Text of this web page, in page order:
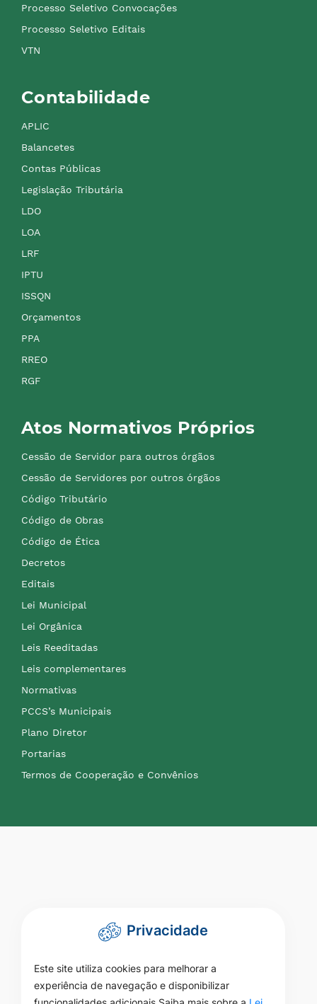
Processo Seletivo Convocações
Processo Seletivo Editais
VTN
Contabilidade
APLIC
Balancetes
Contas Públicas
Legislação Tributária
LDO
LOA
LRF
IPTU
ISSQN
Orçamentos
PPA
RREO
RGF
Atos Normativos Próprios
Cessão de Servidor para outros órgãos
Cessão de Servidores por outros órgãos
Código Tributário
Código de Obras
Código de Ética
Decretos
Editais
Lei Municipal
Lei Orgânica
Leis Reeditadas
Leis complementares
Normativas
PCCS’s Municipais
Plano Diretor
Portarias
Termos de Cooperação e Convênios
Privacidade
Este site utiliza cookies para melhorar a
experiência de navegação e disponibilizar